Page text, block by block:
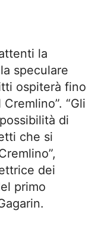
la
speculare
ospiterà fino
“Gli
di
che si
dei
primo